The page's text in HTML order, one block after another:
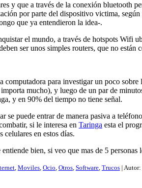
y que a través de la conexión bluetooth
por parte del dispositivo victima,
que ya entendieron la idea-.
el mundo, a través de hotspots Wifi
ser unos simples routers, que no están
computadora para investigar un poco
mucho), y luego de un par de
y en 90% del tiempo no tiene señal.
puede entrar de manera pasiva a
si le interesa en Taringa esta el
celulares en estos días.
bien, si veo que mas de 5 personas
, Moviles, Ocio, Otros, Software, Trucos | Autor: